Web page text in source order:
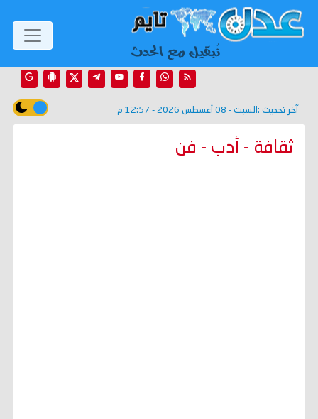
آخر تحديث : السبت - 08 أغسطس 2026 - 12:57 م
ثقافة - أدب - فن